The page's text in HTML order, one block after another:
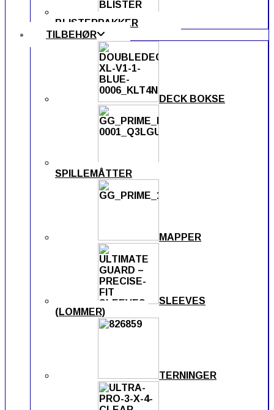
BLISTERPAKKER
TILBEHØR
DECK BOKSE
SPILLEMÅTTER
MAPPER
SLEEVES
(LOMMER)
TERNINGER